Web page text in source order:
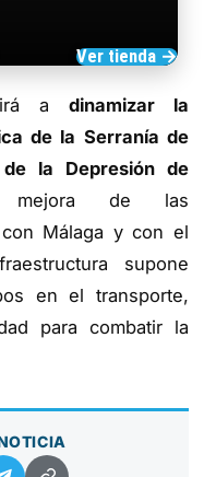
Ver tienda →
a dinamizar la
de la Serranía de
la Depresión de
mejora de las
Málaga y con el
supone
en el transporte,
para combatir la